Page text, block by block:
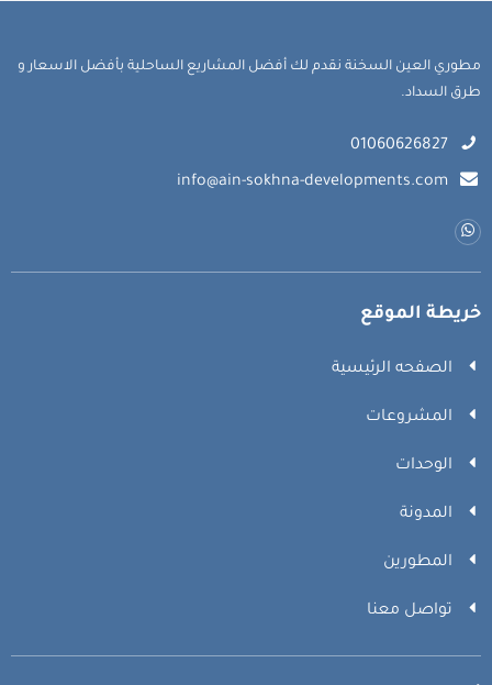
مطوري العين السخنة نقدم لك أفضل المشاريع الساحلية بأفضل الاسعار و
طرق السداد.
01060626827
info@ain-sokhna-developments.com
خريطة الموقع
الصفحه الرئيسية
المشروعات
الوحدات
المدونة
المطورين
تواصل معنا